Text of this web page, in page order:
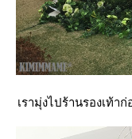
เรามุ่งไปร้านรองเท้า